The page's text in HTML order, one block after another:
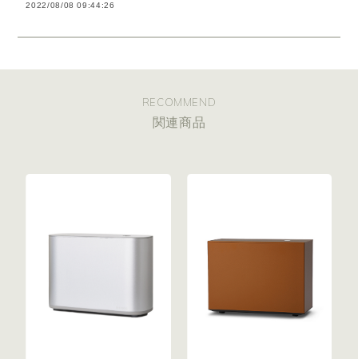
2022/08/08 09:44:26
RECOMMEND
関連商品